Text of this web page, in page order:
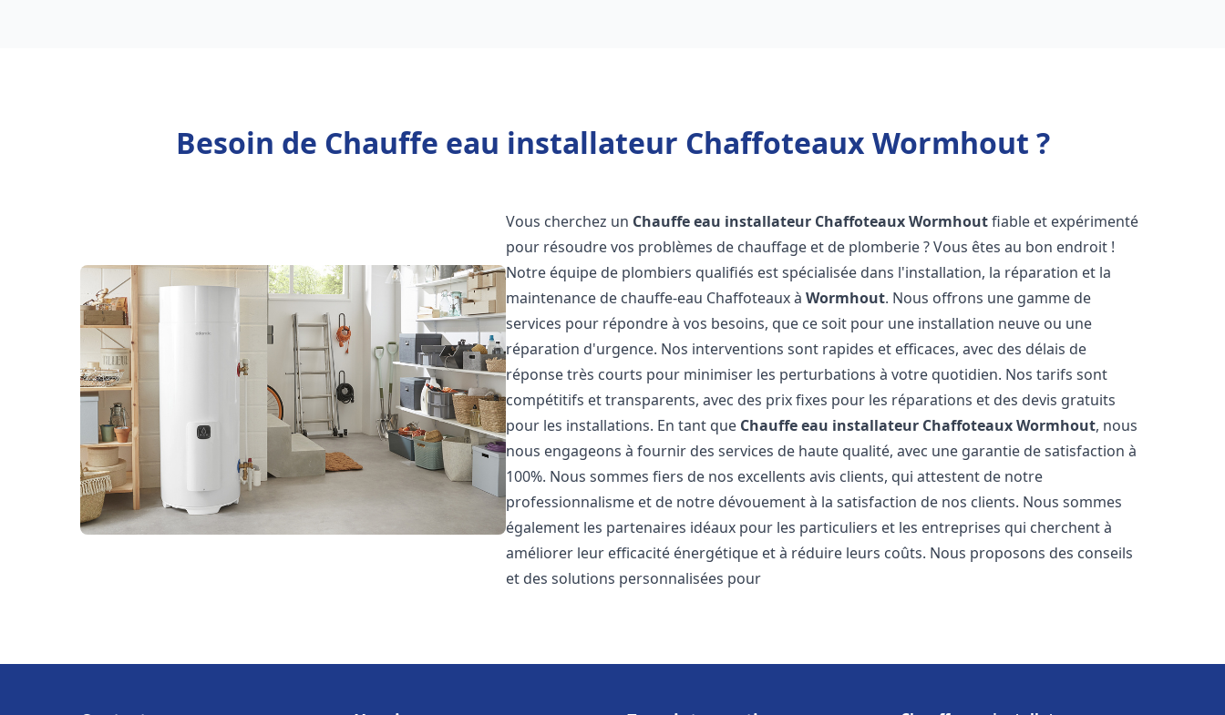
Besoin de Chauffe eau installateur Chaffoteaux Wormhout ?
Vous cherchez un Chauffe eau installateur ChaffoteauxWormhoutfiable et expérimenté
pour résoudre vos problèmes de chauffage et de plomberie ? Vous êtes au bon endroit !
Notre équipe de plombiers qualifiés est spécialisée dans l'installation, la réparation et la
maintenance de chauffe-eau Chaffoteaux àWormhout. Nous offrons une gamme de
services pour répondre à vos besoins, que ce soit pour une installation neuve ou une
réparation d'urgence. Nos interventions sont rapides et efficaces, avec des délais de
réponse très courts pour minimiser les perturbations à votre quotidien. Nos tarifs sont
compétitifs et transparents, avec des prix fixes pour les réparations et des devis gratuits
pour les installations. En tant que Chauffe eau installateur ChaffoteauxWormhout, nous
nous engageons à fournir des services de haute qualité, avec une garantie de satisfaction à
100%. Nous sommes fiers de nos excellents avis clients, qui attestent de notre
professionnalisme et de notre dévouement à la satisfaction de nos clients. Nous sommes
également les partenaires idéaux pour les particuliers et les entreprises qui cherchent à
améliorer leur efficacité énergétique et à réduire leurs coûts. Nous proposons des conseils
et des solutions personnalisées pour